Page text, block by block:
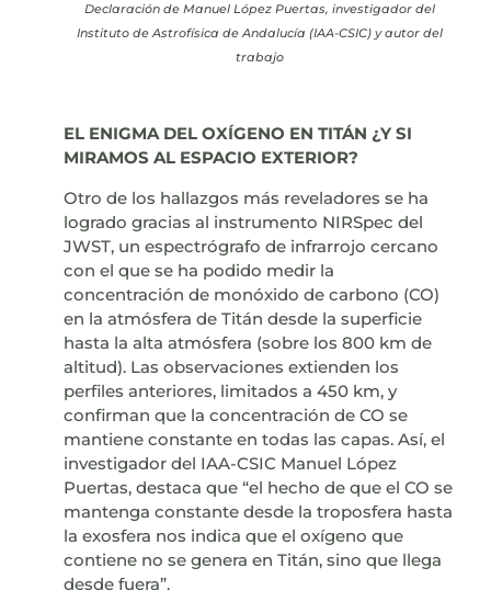
Declaración de Manuel López Puertas, investigador del
Instituto de Astrofísica de Andalucía (IAA-CSIC) y autor del
trabajo
EL ENIGMA DEL OXÍGENO EN TITÁN ¿Y SI
MIRAMOS AL ESPACIO EXTERIOR?
Otro de los hallazgos más reveladores se ha
logrado gracias al instrumento NIRSpec del
JWST, un espectrógrafo de infrarrojo cercano
con el que se ha podido medir la
concentración de monóxido de carbono (CO)
en la atmósfera de Titán desde la superficie
hasta la alta atmósfera (sobre los 800 km de
altitud). Las observaciones extienden los
perfiles anteriores, limitados a 450 km, y
confirman que la concentración de CO se
mantiene constante en todas las capas. Así, el
investigador del IAA-CSIC Manuel López
Puertas, destaca que “el hecho de que el CO se
mantenga constante desde la troposfera hasta
la exosfera nos indica que el oxígeno que
contiene no se genera en Titán, sino que llega
desde fuera”.